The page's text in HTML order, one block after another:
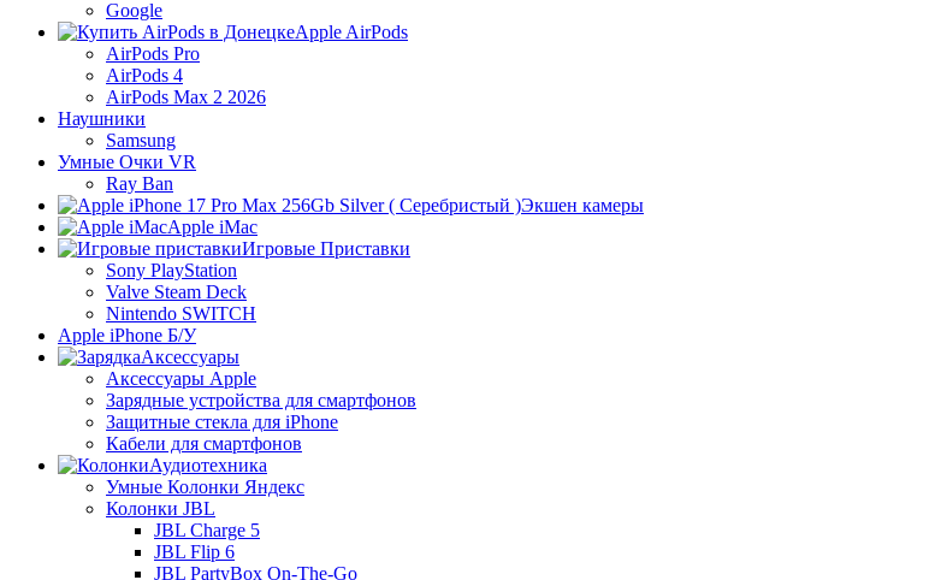
Google
Apple AirPods
AirPods Pro
AirPods 4
AirPods Max 2 2026
Наушники
Samsung
Умные Очки VR
Ray Ban
Экшен камеры
Apple iMac
Игровые Приставки
Sony PlayStation
Valve Steam Deck
Nintendo SWITCH
Apple iPhone Б/У
Аксессуары
Аксессуары Apple
Зарядные устройства для смартфонов
Защитные стекла для iPhone
Кабели для смартфонов
Аудиотехника
Умные Колонки Яндекс
Колонки JBL
JBL Charge 5
JBL Flip 6
JBL PartyBox On-The-Go